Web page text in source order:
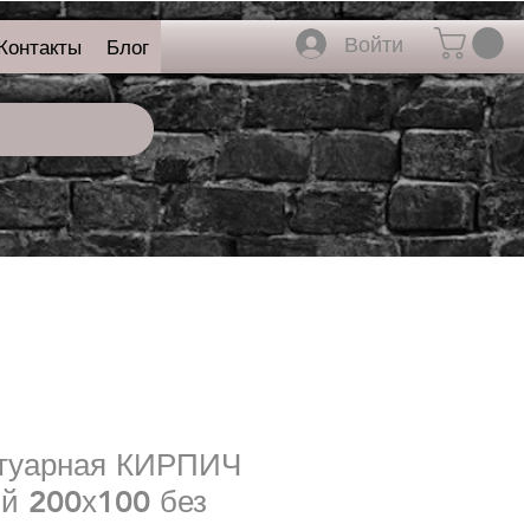
Блог Войти
КИРПИЧ
200х100 без